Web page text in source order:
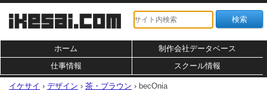
ホーム
制作会社データベース
仕事情報
スクール情報
イケサイ › デザイン › 茶・ブラウン › becOnia